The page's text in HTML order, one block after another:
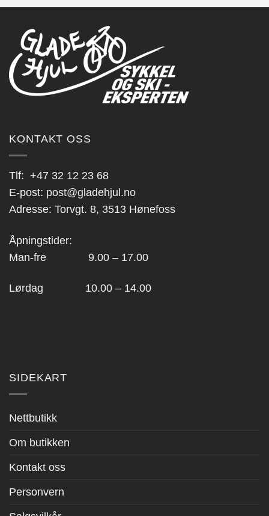
KONTAKT OSS
Tlf: +47 32 12 23 68
E-post: post@gladehjul.no
Adresse: Torvgt. 8, 3513 Hønefoss
Åpningstider:
Man-fre 9.00 – 17.00
Lørdag 10.00 – 14.00
SIDEKART
Nettbutikk
Om butikken
Kontakt oss
Personvern